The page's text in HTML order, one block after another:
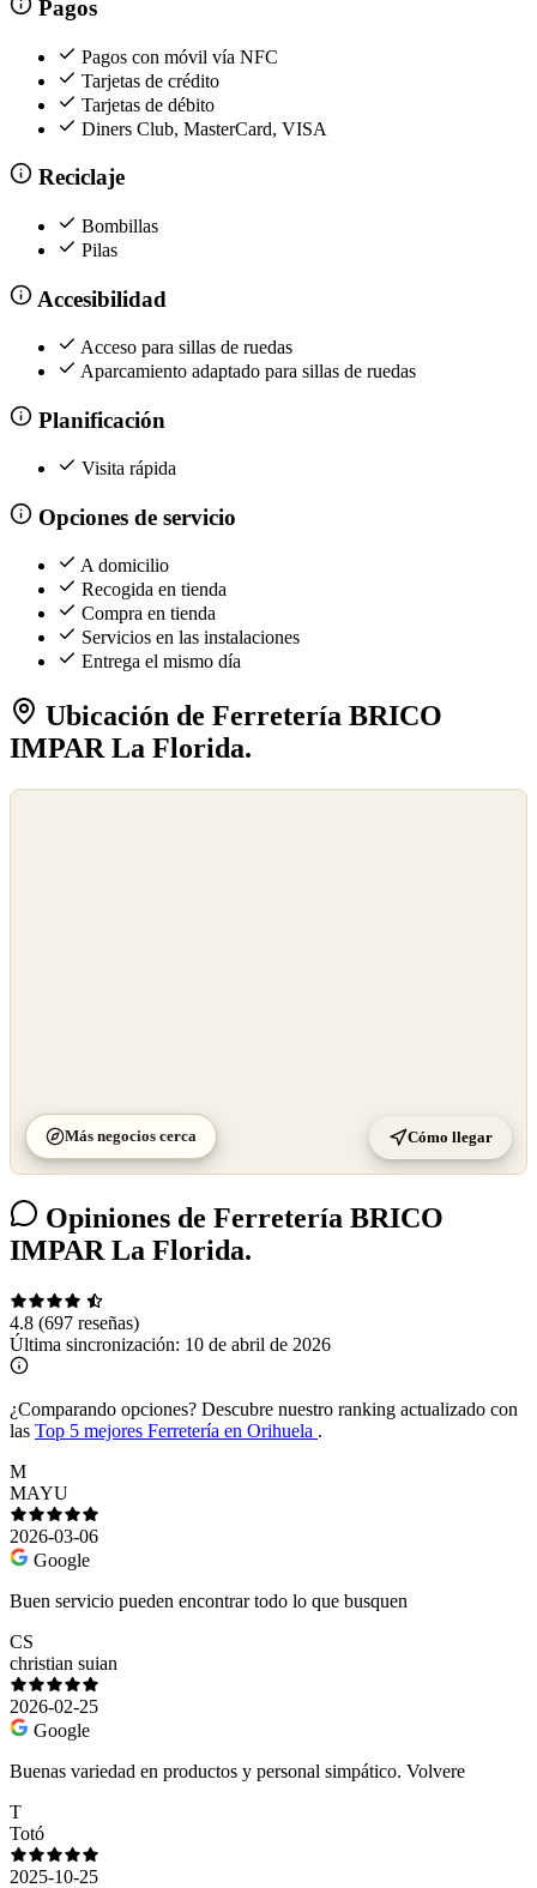
Pagos
Pagos con móvil vía NFC
Tarjetas de crédito
Tarjetas de débito
Diners Club, MasterCard, VISA
Reciclaje
Bombillas
Pilas
Accesibilidad
Acceso para sillas de ruedas
Aparcamiento adaptado para sillas de ruedas
Planificación
Visita rápida
Opciones de servicio
A domicilio
Recogida en tienda
Compra en tienda
Servicios en las instalaciones
Entrega el mismo día
Ubicación de Ferretería BRICO
IMPAR La Florida.
Más negocios cerca Cómo llegar
Opiniones de Ferretería BRICO
IMPAR La Florida.
4.8 (697 reseñas)
Última sincronización: 10 de abril de 2026
¿Comparando opciones? Descubre nuestro ranking actualizado con
las Top 5 mejores Ferretería en Orihuela .
M
MAYU
2026-03-06
Google
Buen servicio pueden encontrar todo lo que busquen
CS
christian suian
2026-02-25
Google
Buenas variedad en productos y personal simpático. Volvere
T
Totó
2025-10-25